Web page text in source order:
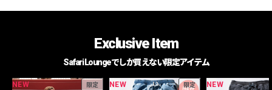
Exclusive Item
Safari Loungeでしか買えない限定アイテム
NEW 限定 NEW 限定 NEW